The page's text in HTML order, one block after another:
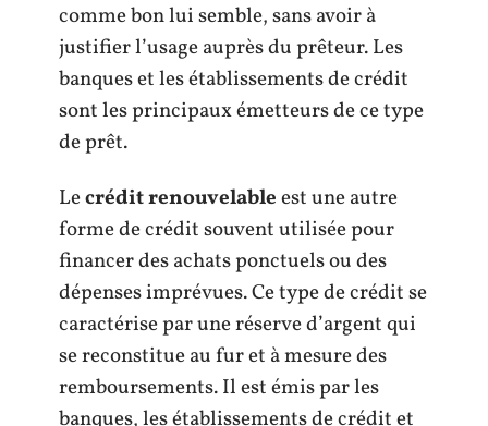
comme bon lui semble, sans avoir à
justifier l’usage auprès du prêteur. Les
banques et les établissements de crédit
sont les principaux émetteurs de ce type
de prêt.
Lecrédit renouvelableest une autre
forme de crédit souvent utilisée pour
financer des achats ponctuels ou des
dépenses imprévues. Ce type de crédit se
caractérise par une réserve d’argent qui
se reconstitue au fur et à mesure des
remboursements. Il est émis par les
banques, les établissements de crédit et